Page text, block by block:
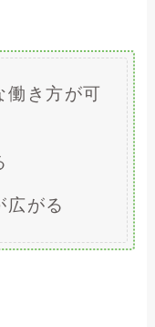
働き方が可
広がる